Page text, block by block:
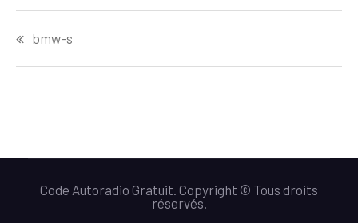
bmw-s
Code Autoradio Gratuit. Copyright © Tous droits
réservés.